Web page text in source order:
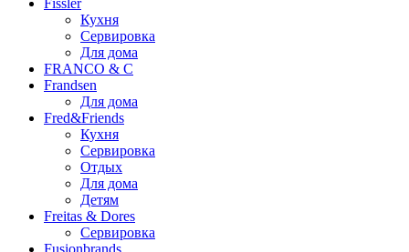
Fissler
Кухня
Сервировка
Для дома
FRANCO & C
Frandsen
Для дома
Fred&Friends
Кухня
Сервировка
Отдых
Для дома
Детям
Freitas & Dores
Сервировка